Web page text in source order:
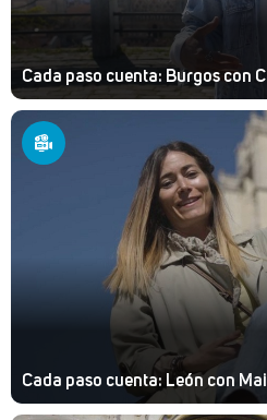
Cada paso cuenta: Burgos con
Cada paso cuenta: León con